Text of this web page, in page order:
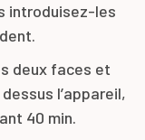
introduisez-les
deux faces et
l’appareil,
40 min.